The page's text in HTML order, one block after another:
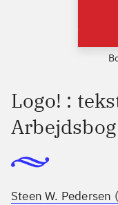
Logo! :
Arbejdsbog
Steen W. Pedersen